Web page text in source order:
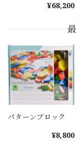
¥68,200
パターンブロック
¥8,800